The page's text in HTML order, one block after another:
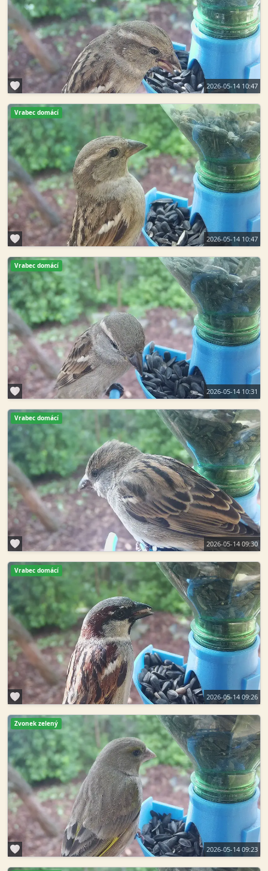
2026-05-14 10:47
Vrabec domácí
2026-05-14 10:47
Vrabec domácí
2026-05-14 10:31
Vrabec domácí
2026-05-14 09:30
Vrabec domácí
2026-05-14 09:26
Zvonek zelený
2026-05-14 09:23